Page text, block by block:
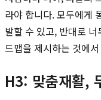
라야 합니다. 모두에게
발할 수 있고, 반대로
드맵을 제시하는 것에
H3: 맞춤재활,